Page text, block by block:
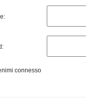
connesso